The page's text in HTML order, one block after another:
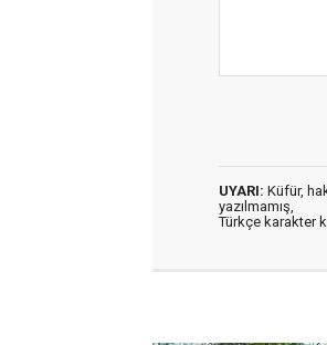
UYARI: Küfür,
yazılmamış,
Türkçe karakter